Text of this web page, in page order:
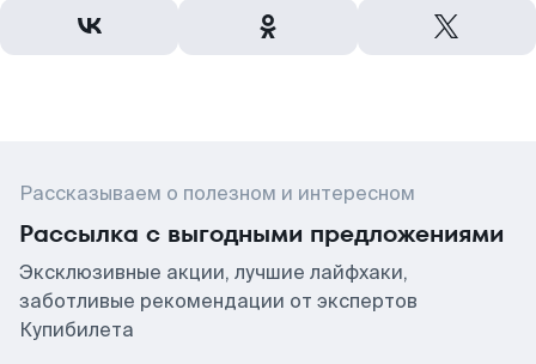
Рассказываем о полезном и интересном
Рассылка с выгодными предложениями
Эксклюзивные акции, лучшие лайфхаки,
заботливые рекомендации от экспертов
Купибилета